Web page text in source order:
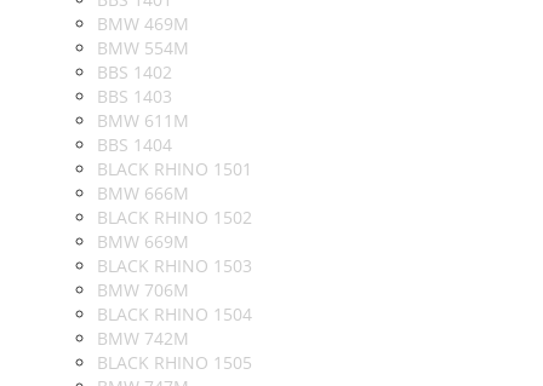
BMW 469M
BMW 554M
BBS 1402
BBS 1403
BMW 611M
BBS 1404
BLACK RHINO 1501
BMW 666M
BLACK RHINO 1502
BMW 669M
BLACK RHINO 1503
BMW 706M
BLACK RHINO 1504
BMW 742M
BLACK RHINO 1505